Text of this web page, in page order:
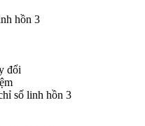
hồn 3
đổi
số linh hồn 3